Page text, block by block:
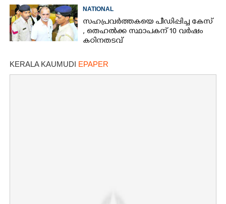
NATIONAL
സഹപ്രവർത്തകയെ പീഡിപ്പിച്ച കേസ്
, തെഹൽക്ക സ്ഥാപകന് 10 വർഷം
കഠിനതടവ്
KERALA KAUMUDI EPAPER